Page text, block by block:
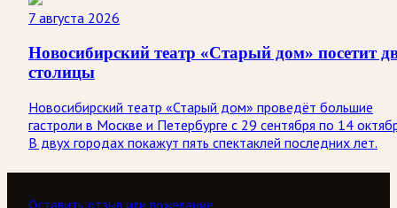
7 августа 2026
Новосибирский театр «Старый дом» посетит
столицы
Новосибирский театр «Старый дом» проведёт большие
гастроли в Москве и Петербурге с 29 сентября по 14
В двух городах покажут пять спектаклей последних лет.